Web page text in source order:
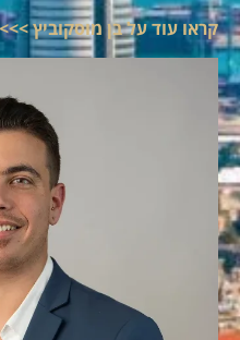
קראו עוד על בן מוסקוביץ >>>